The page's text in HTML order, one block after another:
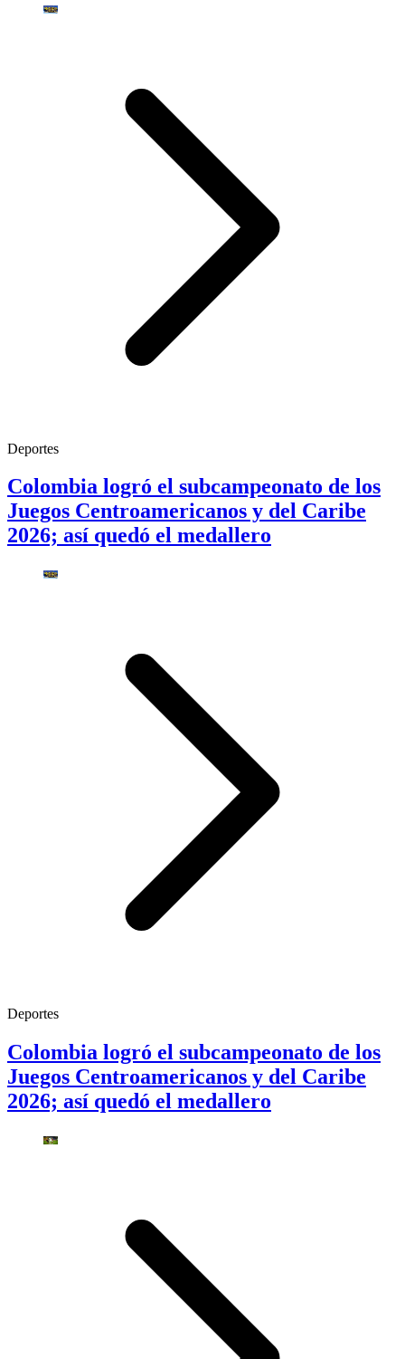
Deportes
Colombia logró el subcampeonato de los
Juegos Centroamericanos y del Caribe
2026; así quedó el medallero
Deportes
Colombia logró el subcampeonato de los
Juegos Centroamericanos y del Caribe
2026; así quedó el medallero